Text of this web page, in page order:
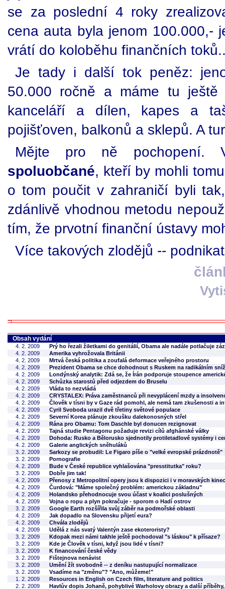
se za poslední 4 roky
cena auta byla jenom 100.000,-
vrátí do koloběhu finančních
Je tady i další tok peněz:
50.000 ročně a máme tu
kanceláří a dílen, kapes a
pojišťoven, balkonů a sklepů. A
Mějte pro ně
spoluobčané, kteří by mohli
o tom poučit v zahraničí byli
zdánlivě vhodnou metodu
tím, že prvotní finanční ústavy
Více takových zlodějů --
Obsah vydání
4. 2. 2009
Prý ho řezali žiletkami do genitálií, Obama ale nadále potlačuje
4. 2. 2009
Amerika vyhrožovala Británii
4. 2. 2009
Mrtvá česká politika a zoufalá deformace veřejného prostoru
4. 2. 2009
Prezident Obama se chce dohodnout s Ruskem na radikálním
4. 2. 2009
Londýnský analytik: Zdá se, že Írán podporuje stoupence
4. 2. 2009
Schůzka starostů před odjezdem do Bruselu
4. 2. 2009
Vláda to nezvládá
4. 2. 2009
CRYSTALEX: Práva zaměstnanců při nevyplácení mzdy a
4. 2. 2009
Člověk v tísni by v Gaze rád pomohl, ale nemá tam zkušenosti a
4. 2. 2009
Cyril Svoboda urazil dvě třetiny světové populace
4. 2. 2009
Severní Korea plánuje zkoušku dalekonosných střel
4. 2. 2009
Rána pro Obamu: Tom Daschle byl donucen rezignovat
4. 2. 2009
Tajná studie Pentagonu požaduje revizi cílů afghánské války
4. 2. 2009
Dohoda: Rusko a Bělorusko sjednotily protiletadlové systémy i
4. 2. 2009
Galerie anglických sněhuláků
3. 2. 2009
Sarkozy se probudil: Le Figaro píše o "velké evropské prázdnotě"
3. 2. 2009
Pornografie
4. 2. 2009
Bude v České republice vyhlašována "presstitutka" roku?
3. 2. 2009
Dobře jim tak!
4. 2. 2009
Přenosy z Metropolitní opery jsou k dispozici i v moravských
4. 2. 2009
Čurdová: "Máme společný problém: americkou základnu"
4. 2. 2009
Holandsko přehodnocuje svou účast v koalici poslušných
4. 2. 2009
Vojna o ropu a plyn pokračuje - sporom o Hadí ostrov
3. 2. 2009
Google Earth rozšířila svůj záběr na podmořské oblasti
4. 2. 2009
Jak dopadlo na Slovensku přijetí eura?
4. 2. 2009
Chvála zlodějů
4. 2. 2009
Udělá z nás svatý Valentýn zase ekoteroristy?
3. 2. 2009
Kdopak mezi námi takhle ještě pochodoval "s láskou" k přísaze?
3. 2. 2009
Kde je Člověk v tísni, když jsou lidé v tísni?
3. 2. 2009
K financování české vědy
3. 2. 2009
Fištejnova nenávist
3. 2. 2009
Umění žít svobodně -- z deníku nastupující normalizace
3. 2. 2009
Vsadíme na "změnu"? "Ano, můžeme!"
1. 2. 2009
Resources in English on Czech film, literature and politics
2. 2. 2009
Havlův dopis Johaně, pohyblivé Warholovy obrazy a další